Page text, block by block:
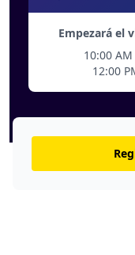
Empezará el
10:00 AM
12:00